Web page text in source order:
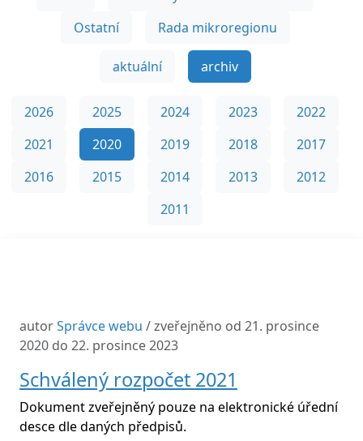
Ostatní
Rada mikroregionu
aktuální archiv
2026 2025 2024 2023
2022
2021
2020 2019 2018
2017
2016
2015 2014 2013
2012
2011
autorSprávce webu / zveřejněno od 21. prosince
2020 do 22. prosince 2023
Schválený rozpočet 2021
Dokument zveřejněný pouze na elektronické úřední
desce dle daných předpisů.